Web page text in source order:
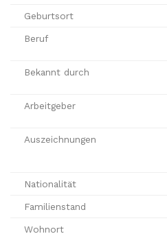
Geburtsort
Beruf
Bekannt durch
Arbeitgeber
Auszeichnungen
Nationalität
Familienstand
Wohnort